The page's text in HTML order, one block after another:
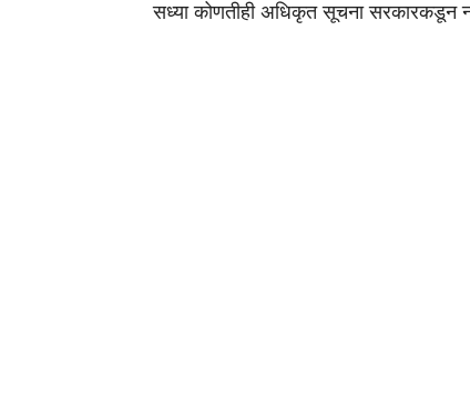
सध्या कोणतीही अधिकृत सूचना सरकारकडून